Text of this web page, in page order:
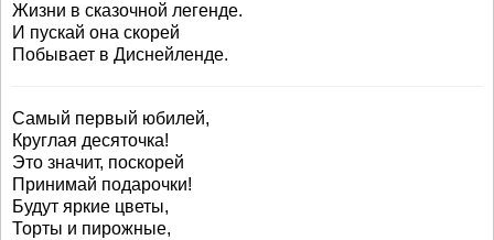
Жизни в сказочной легенде.
И пускай она скорей
Побывает в Диснейленде.
Самый первый юбилей,
Круглая десяточка!
Это значит, поскорей
Принимай подарочки!
Будут яркие цветы,
Торты и пирожные,